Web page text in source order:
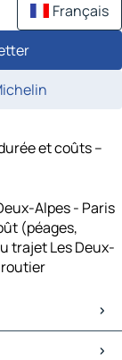
Français
et coûts –
Alpes - Paris
(péages,
trajet Les Deux-